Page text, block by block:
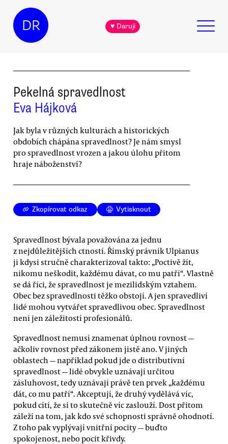
DR ♥ Daruji
Pekelná spravedlnost
Eva Hájková
Jak byla v různých kulturách a historických
obdobích chápána spravedlnost? Je nám smysl
pro spravedlnost vrozen a jakou úlohu přitom
hraje náboženství?
Zkopírovat odkaz Vytisknout
Spravedlnost bývala považována za jednu
z nejdůležitějších ctností. Římský právník Ulpianus
ji kdysi stručně charakterizoval takto: „Poctivě žít,
nikomu neškodit, každému dávat, co mu patří“. Vlastně
se dá říci, že spravedlnost je mezilidským vztahem.
Obec bez spravedlnosti těžko obstojí. A jen spravedliví
lidé mohou vytvářet spravedlivou obec. Spravedlnost
není jen záležitostí profesionálů.
Spravedlnost nemusí znamenat úplnou rovnost —
ačkoliv rovnost před zákonem jistě ano. V jiných
oblastech — například pokud jde o distributivní
spravedlnost — lidé obvykle uznávají určitou
zásluhovost, tedy uznávají právě ten prvek „každému
dát, co mu patří“. Akceptují, že druhý vydělává víc,
pokud cítí, že si to skutečně víc zaslouží. Dost přitom
záleží na tom, jak kdo své schopnosti správně ohodnotí.
Z toho pak vyplývají vnitřní pocity — buďto
spokojenost, nebo pocit křivdy.